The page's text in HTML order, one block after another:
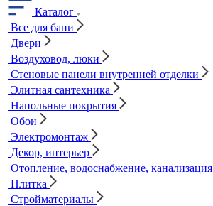
Каталог
Все для бани
Двери
Воздуховод, люки
Стеновые панели внутренней отделки
Элитная сантехника
Напольные покрытия
Обои
Электромонтаж
Декор, интерьер
Отопление, водоснабжение, канализация
Плитка
Стройматериалы